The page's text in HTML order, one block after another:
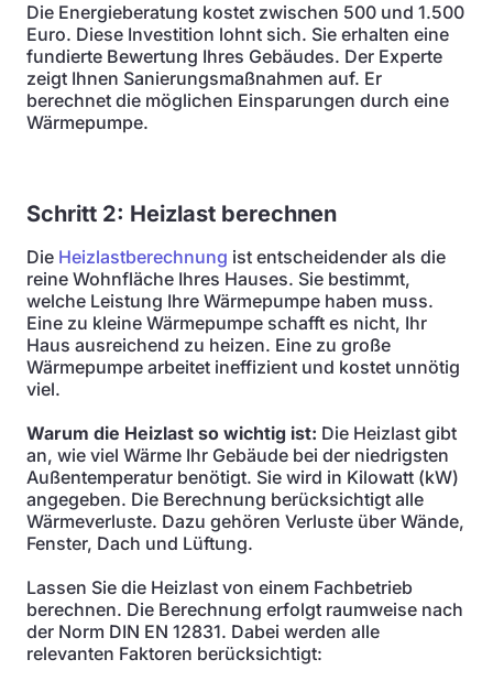
Die Energieberatung kostet zwischen 500 und 1.500
Euro. Diese Investition lohnt sich. Sie erhalten eine
fundierte Bewertung Ihres Gebäudes. Der Experte
zeigt Ihnen Sanierungsmaßnahmen auf. Er
berechnet die möglichen Einsparungen durch eine
Wärmepumpe.
Schritt 2: Heizlast berechnen
Die Heizlastberechnung ist entscheidender als die
reine Wohnfläche Ihres Hauses. Sie bestimmt,
welche Leistung Ihre Wärmepumpe haben muss.
Eine zu kleine Wärmepumpe schafft es nicht, Ihr
Haus ausreichend zu heizen. Eine zu große
Wärmepumpe arbeitet ineffizient und kostet unnötig
viel.
Warum die Heizlast so wichtig ist: Die Heizlast gibt
an, wie viel Wärme Ihr Gebäude bei der niedrigsten
Außentemperatur benötigt. Sie wird in Kilowatt (kW)
angegeben. Die Berechnung berücksichtigt alle
Wärmeverluste. Dazu gehören Verluste über Wände,
Fenster, Dach und Lüftung.
Lassen Sie die Heizlast von einem Fachbetrieb
berechnen. Die Berechnung erfolgt raumweise nach
der Norm DIN EN 12831. Dabei werden alle
relevanten Faktoren berücksichtigt: